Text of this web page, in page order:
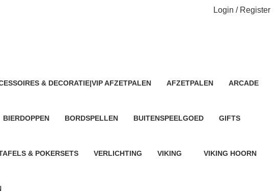
Login / Register
& DECORATIE|VIP AFZETPALEN
AFZETPALEN
ARCADE
BIERDOPPEN
BORDSPELLEN
BUITENSPEELGOED
GIFTS
& POKERSETS
VERLICHTING
VIKING
VIKING HOORN